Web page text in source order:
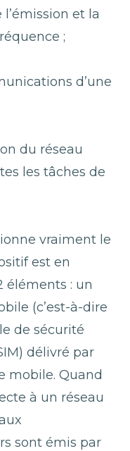
et la
;
d’une
du réseau
les tâches de
vraiment le
est en
éléments : un
(c’est-à-dire
de sécurité
délivré par
mobile. Quand
à un réseau
sont émis par